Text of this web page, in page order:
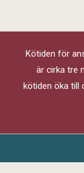
Kötiden för
är cirka tre
kötiden öka till